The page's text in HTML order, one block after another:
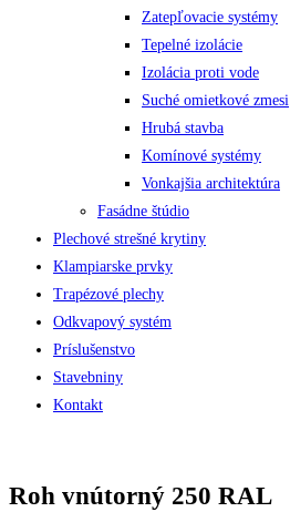
Zatepľovacie systémy
Tepelné izolácie
Izolácia proti vode
Suché omietkové zmesi
Hrubá stavba
Komínové systémy
Vonkajšia architektúra
Fasádne štúdio
Plechové strešné krytiny
Klampiarske prvky
Trapézové plechy
Odkvapový systém
Príslušenstvo
Stavebniny
Kontakt
Roh vnútorný 250 RAL